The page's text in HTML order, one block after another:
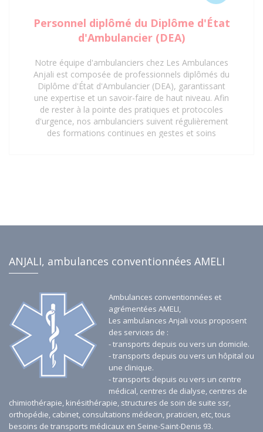
Personnel diplômé du Diplôme d'État
d'Ambulancier (DEA)
Notre équipe d'ambulanciers chez Les Ambulances
Anjali est composée de professionnels diplômés du
Diplôme d'État d'Ambulancier (DEA), garantissant
une expertise et un savoir-faire de haut niveau. Afin
de rester à la pointe des pratiques et protocoles
d'urgence, nos ambulanciers suivent régulièrement
des formations continues en gestes et soins
ANJALI, ambulances conventionnées AMELI
Ambulances conventionnées et
agrémentées AMELI,
Les ambulances Anjali vous proposent
des services de :
- transports depuis ou vers un domicile.
- transports depuis ou vers un hôpital ou
une clinique.
- transports depuis ou vers un centre
médical, centres de dialyse, centres de
chimiothérapie, kinésithérapie, structures de soin de suite ssr,
orthopédie, cabinet, consultations médecin, praticien, etc, tous
besoins de transports médicaux en Seine-Saint-Denis 93.